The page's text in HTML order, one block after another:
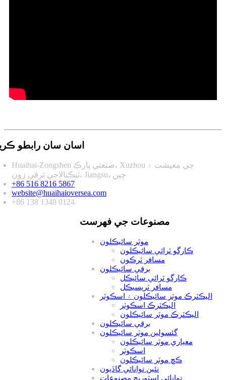
اسان سان رابطو
Huaihai-Zongshen صنعتي پارڪ، Xuzhou جي معيشت ۽
ٽيڪنالاجي ترقي زون، Jiangsu، چين
+86 516 8216 5867
website@huaihaioversea.com
+86 138 1348 0124
مصنوعات جي فهرست
موٽر سائيڪلون
ڪارگو ٽرائي سائيڪلون
مسافر ٽرڪون
برقي سائيڪلون
ڪارگو ٽرائي سائيڪل
مسافر ٽريسيڪل
اليڪٽرڪ موٽر سائيڪلون ۽ اسڪوٽر
اليڪٽرڪ اسڪوٽر
اليڪٽرڪ موٽر سائيڪلون
برقي سائيڪلون
گئسولين موٽر سائيڪلون
معياري موٽر سائيڪلون
اسڪوٽر
ڪڇ موٽر سائيڪلون
نئين توانائي گاڏيون
توانائي اسٽوريج مصنوعات